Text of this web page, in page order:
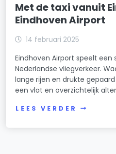
Met de taxi vanuit
Eindhoven Airport
14 februari 2025
Eindhoven Airport speelt
Nederlandse vliegverkeer.
lange rijen en drukte
een vlot en overzichtelijk
LEES VERDER